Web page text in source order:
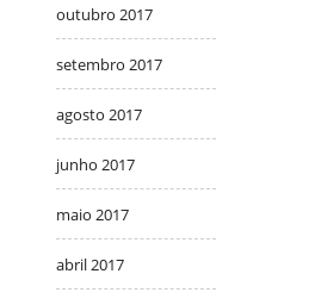
outubro 2017
setembro 2017
agosto 2017
junho 2017
maio 2017
abril 2017